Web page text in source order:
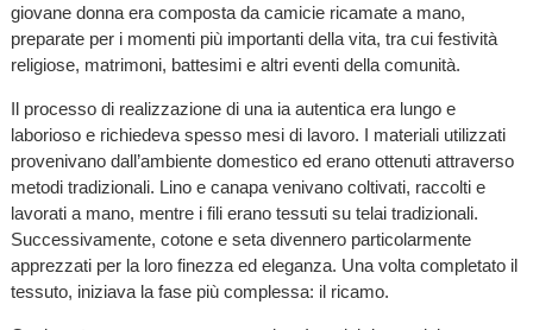
giovane donna era composta da camicie ricamate a mano,
preparate per i momenti più importanti della vita, tra cui festività
religiose, matrimoni, battesimi e altri eventi della comunità.
Il processo di realizzazione di una ia autentica era lungo e
laborioso e richiedeva spesso mesi di lavoro. I materiali utilizzati
provenivano dall’ambiente domestico ed erano ottenuti attraverso
metodi tradizionali. Lino e canapa venivano coltivati, raccolti e
lavorati a mano, mentre i fili erano tessuti su telai tradizionali.
Successivamente, cotone e seta divennero particolarmente
apprezzati per la loro finezza ed eleganza. Una volta completato il
tessuto, iniziava la fase più complessa: il ricamo.